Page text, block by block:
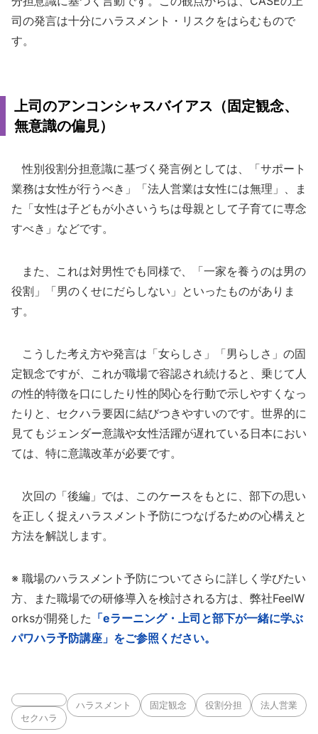
司の発言は十分にハラスメント・リスクをはらむもので
す。
上司のアンコンシャスバイアス（固定観念、
無意識の偏見）
性別役割分担意識に基づく発言例としては、「サポート
業務は女性が行うべき」「法人営業は女性には無理」、ま
た「女性は子どもが小さいうちは母親として子育てに専念
すべき」などです。
また、これは対男性でも同様で、「一家を養うのは男の
役割」「男のくせにだらしない」といったものがありま
す。
こうした考え方や発言は「女らしさ」「男らしさ」の固
定観念ですが、これが職場で容認され続けると、乗じて人
の性的特徴を口にしたり性的関心を行動で示しやすくなっ
たりと、セクハラ要因に結びつきやすいのです。世界的に
見てもジェンダー意識や女性活躍が遅れている日本におい
ては、特に意識改革が必要です。
次回の「後編」では、このケースをもとに、部下の思い
を正しく捉えハラスメント予防につなげるための心構えと
方法を解説します。
※ 職場のハラスメント予防についてさらに詳しく学びたい
方、また職場での研修導入を検討される方は、弊社FeelW
orksが開発した 「eラーニング・上司と部下が一緒に学ぶ
パワハラ予防講座」をご参照ください。
セクハラ
ハラスメント 固定観念 役割分担 法人営業